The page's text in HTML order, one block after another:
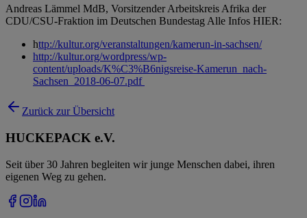
Andreas Lämmel MdB, Vorsitzender Arbeitskreis Afrika der
CDU/CSU-Fraktion im Deutschen Bundestag Alle Infos HIER:
http://kultur.org/veranstaltungen/kamerun-in-sachsen/
http://kultur.org/wordpress/wp-
content/uploads/K%C3%B6nigsreise-Kamerun_nach-
Sachsen_2018-06-07.pdf
Zurück zur Übersicht
HUCKEPACK e.V.
Seit über 30 Jahren begleiten wir junge Menschen dabei, ihren
eigenen Weg zu gehen.